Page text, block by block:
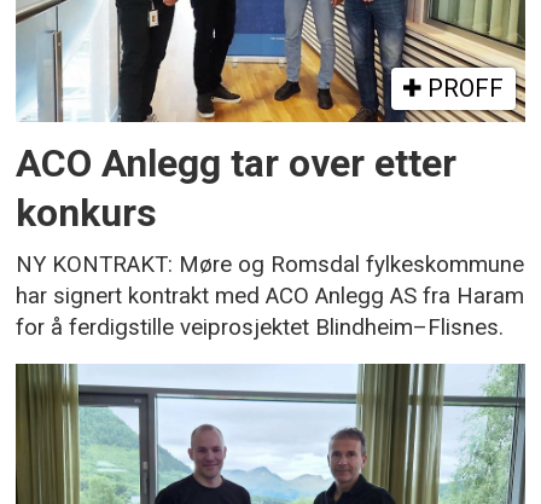
PROFF
ACO Anlegg tar over etter
konkurs
NY KONTRAKT: Møre og Romsdal fylkeskommune
har signert kontrakt med ACO Anlegg AS fra Haram
for å ferdigstille veiprosjektet Blindheim–Flisnes.